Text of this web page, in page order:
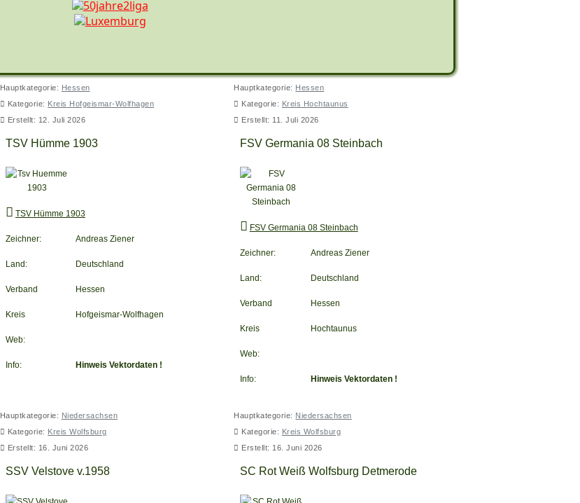
Hauptkategorie: Hessen
Kategorie: Kreis Hofgeismar-Wolfhagen
Erstellt: 12. Juli 2026
TSV Hümme 1903
TSV Hümme 1903
Zeichner: Andreas Ziener
Land: Deutschland
Verband Hessen
Kreis Hofgeismar-Wolfhagen
Web:
Info: Hinweis Vektordaten !
Hauptkategorie: Hessen
Kategorie: Kreis Hochtaunus
Erstellt: 11. Juli 2026
FSV Germania 08 Steinbach
FSV Germania 08 Steinbach
Zeichner: Andreas Ziener
Land: Deutschland
Verband Hessen
Kreis Hochtaunus
Web:
Info: Hinweis Vektordaten !
Hauptkategorie: Niedersachsen
Kategorie: Kreis Wolfsburg
Erstellt: 16. Juni 2026
SSV Velstove v.1958
Hauptkategorie: Niedersachsen
Kategorie: Kreis Wolfsburg
Erstellt: 16. Juni 2026
SC Rot Weiß Wolfsburg Detmerode